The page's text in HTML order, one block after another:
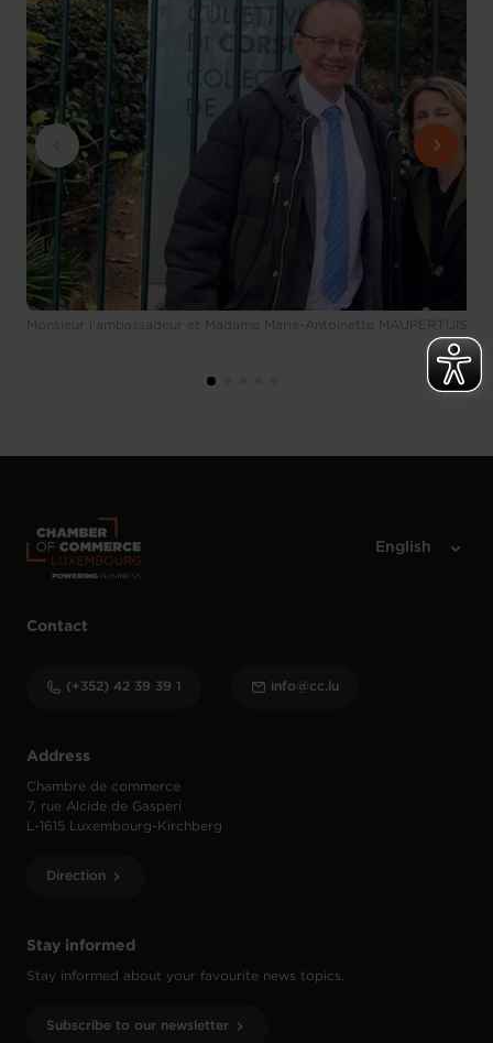
Monsieur l'ambassadeur et Madame Marie-Antoinette MAUPERTUIS,
Stay informed
Stay informed about your favourite news topics.
Subscribe to our newsletter
Address
Chambre de commerce
7, rue Alcide de Gasperi
L-1615 Luxembourg-Kirchberg
Direction
Contact
(+352) 42 39 39 1 info@cc.lu